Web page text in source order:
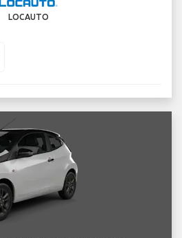
LOCAUTO